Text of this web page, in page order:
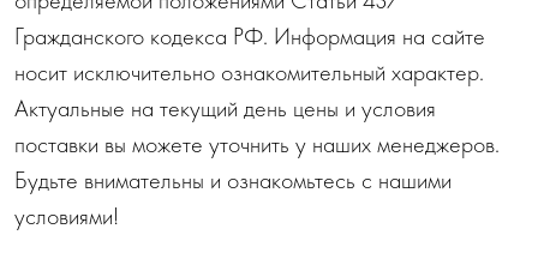
Гражданского кодекса РФ. Информация на сайте
носит исключительно ознакомительный характер.
Актуальные на текущий день цены и условия
поставки вы можете уточнить у наших менеджеров.
Будьте внимательны и ознакомьтесь с нашими
условиями!